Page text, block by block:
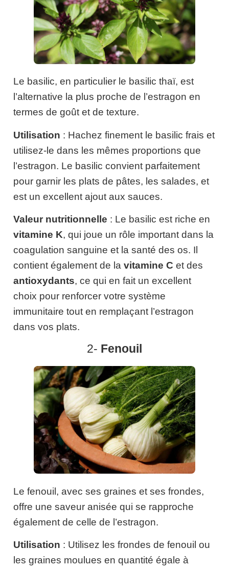
Le basilic, en particulier le basilic thaï, est
l’alternative la plus proche de l’estragon en
termes de goût et de texture.
Utilisation : Hachez finement le basilic frais et
utilisez-le dans les mêmes proportions que
l’estragon. Le basilic convient parfaitement
pour garnir les plats de pâtes, les salades, et
est un excellent ajout aux sauces.
Valeur nutritionnelle : Le basilic est riche en
vitamine K, qui joue un rôle important dans la
coagulation sanguine et la santé des os. Il
contient également de la vitamine C et des
antioxydants, ce qui en fait un excellent
choix pour renforcer votre système
immunitaire tout en remplaçant l’estragon
dans vos plats.
2- Fenouil
Le fenouil, avec ses graines et ses frondes,
offre une saveur anisée qui se rapproche
également de celle de l’estragon.
Utilisation : Utilisez les frondes de fenouil ou
les graines moulues en quantité égale à